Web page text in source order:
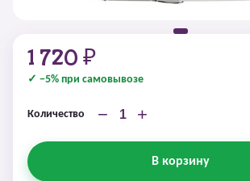
1 720 ₽
✓ −5% при самовывозе
Количество − +
В корзину